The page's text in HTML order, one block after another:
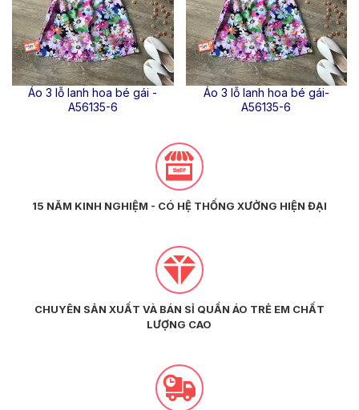
Áo 3 lỗ lanh hoa bé gái -
A56135-6
Áo 3 lỗ lanh hoa bé gái-
A56135-6
15 NĂM KINH NGHIỆM - CÓ HỆ THỐNG XƯỞNG HIỆN ĐẠI
CHUYÊN SẢN XUẤT VÀ BÁN SỈ QUẦN ÁO TRẺ EM CHẤT
LƯỢNG CAO